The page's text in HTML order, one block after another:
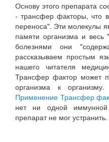
Основу этого препарата
- трансфер факторы, что
переноса". Эти молекулы
памяти организма и
болезнями они
рассказываем простым
нашего читателя
Трансфер фактор может
организма к
Применение Трансфер
нет ни одной
препарат не мог устранить.